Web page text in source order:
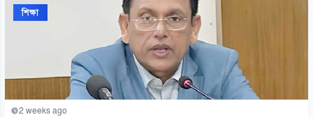
শিক্ষা
2 weeks ago